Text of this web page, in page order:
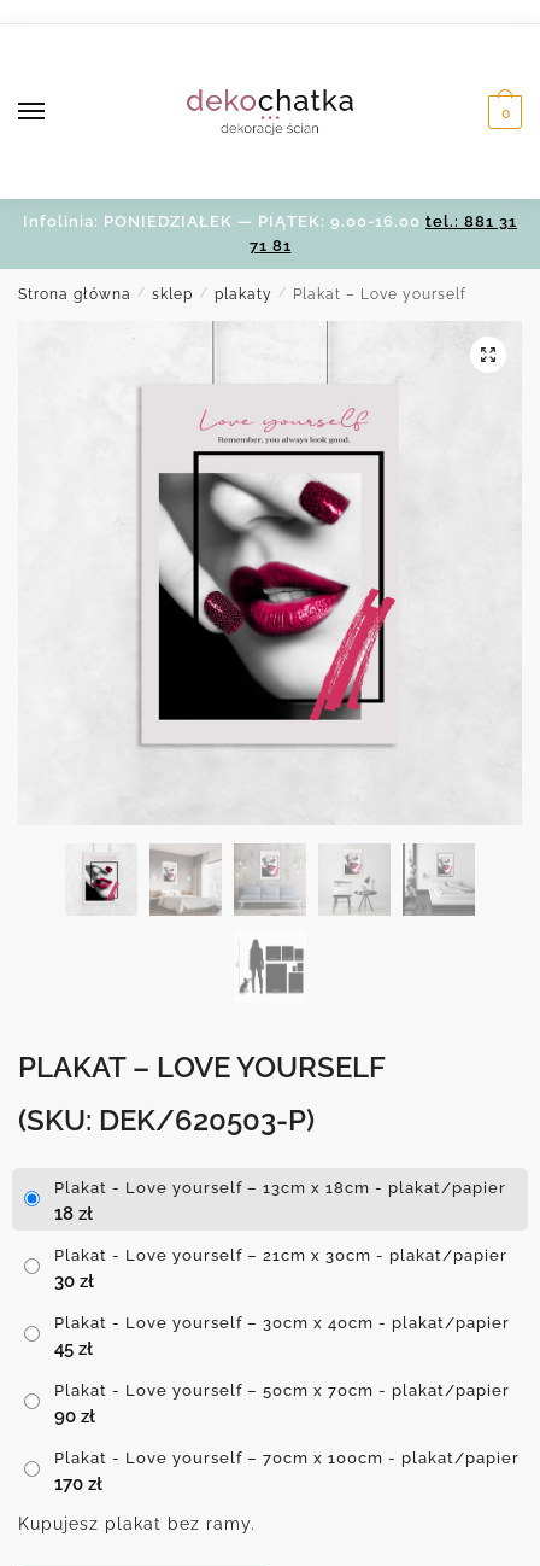
0
Infolinia: PONIEDZIAŁEK — PIĄTEK: 9.00-16.00 tel.: 881 31
71 81
Strona główna / sklep / plakaty / Plakat – Love yourself
PLAKAT – LOVE YOURSELF
(SKU: DEK/620503-P)
Plakat - Love yourself – 13cm x 18cm - plakat/papier
18 zł
Plakat - Love yourself – 21cm x 30cm - plakat/papier
30 zł
Plakat - Love yourself – 30cm x 40cm - plakat/papier
45 zł
Plakat - Love yourself – 50cm x 70cm - plakat/papier
90 zł
Plakat - Love yourself – 70cm x 100cm - plakat/papier
170 zł
Kupujesz plakat bez ramy.